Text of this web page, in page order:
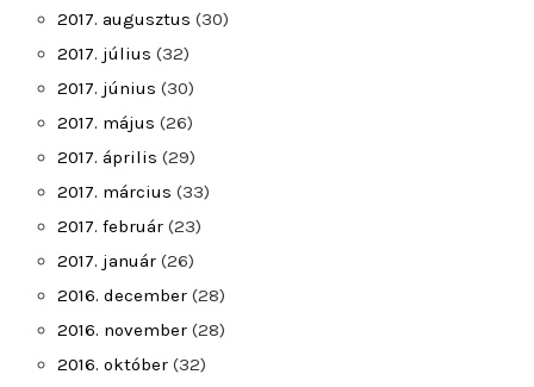
2017. augusztus (30)
2017. július (32)
2017. június (30)
2017. május (26)
2017. április (29)
2017. március (33)
2017. február (23)
2017. január (26)
2016. december (28)
2016. november (28)
2016. október (32)